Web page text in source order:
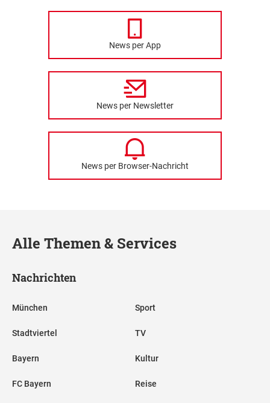
News per App
News per Newsletter
News per Browser-Nachricht
Alle Themen & Services
Nachrichten
München
Stadtviertel
Bayern
FC Bayern
Sport
TV
Kultur
Reise